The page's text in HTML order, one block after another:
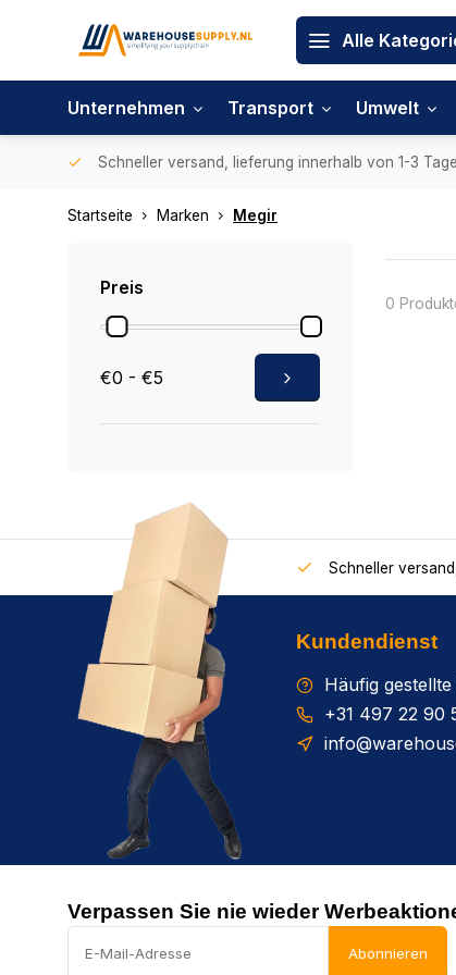
Alle
Unternehmen Transport Umwelt
Schneller versand, lieferung innerhalb von 1-3
Startseite Marken Megir
Preis
€0 - €5
0
Schneller
Kundendienst
Häufig
+31 497 22 90
Verpassen Sie nie wieder
Abonnieren